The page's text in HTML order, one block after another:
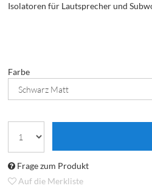
Isolatoren für Lautsprecher und
Farbe
Frage zum Produkt
Auf die Merkliste